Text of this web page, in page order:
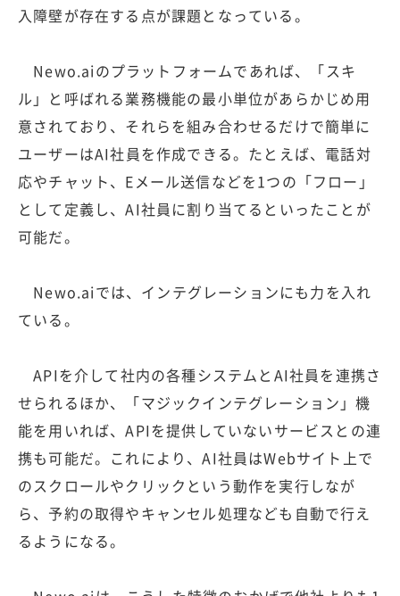
入障壁が存在する点が課題となっている。
Newo.aiのプラットフォームであれば、「スキ
ル」と呼ばれる業務機能の最小単位があらかじめ用
意されており、それらを組み合わせるだけで簡単に
ユーザーはAI社員を作成できる。たとえば、電話対
応やチャット、Eメール送信などを1つの「フロー」
として定義し、AI社員に割り当てるといったことが
可能だ。
Newo.aiでは、インテグレーションにも力を入れ
ている。
APIを介して社内の各種システムとAI社員を連携さ
せられるほか、「マジックインテグレーション」機
能を用いれば、APIを提供していないサービスとの連
携も可能だ。これにより、AI社員はWebサイト上で
のスクロールやクリックという動作を実行しなが
ら、予約の取得やキャンセル処理なども自動で行え
るようになる。